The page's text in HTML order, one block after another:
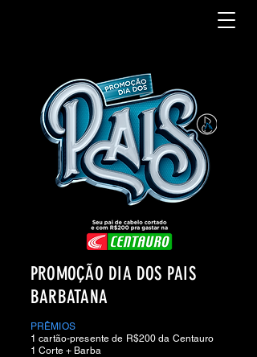
PROMOÇÃO DIA DOS PAIS
BARBATANA
PRÊMIOS
1 cartão-presente de R$200 da Centauro
1 Corte + Barba